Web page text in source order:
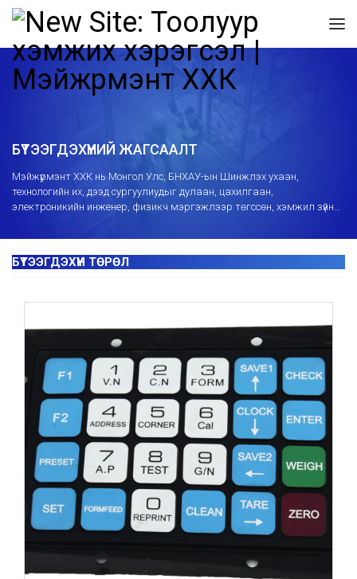
БҮТЭЭГДЭХҮҮНИЙ ЖАГСААЛТ
Mэйжүрмэнт ХХК нь Монгол Улс, БНХАУ-ын Шинжлэх ухаан,
технологийн их, дээд сургуулиудыг дулаан, цахилгаан,
электроникийн инженер, физикч мэргэжлээр төгссөн, хэмжил зүйн
бөгөөд хэмжих хэрэгслийн ашиглалт, суурилуулалт, засвартай
холбоотой сургалт, зөвлөгөө өгч засвар үйлчилгээний төвөөр
дамжуулж борлуулалтын дараах үйлчилгээг мэргэжлийн өндөр